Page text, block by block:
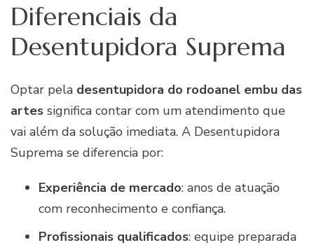
Diferenciais da
Desentupidora Suprema
Optar pela desentupidora do rodoanel embu das
artes significa contar com um atendimento que
vai além da solução imediata. A Desentupidora
Suprema se diferencia por:
Experiência de mercado: anos de atuação
com reconhecimento e confiança.
Profissionais qualificados: equipe preparada